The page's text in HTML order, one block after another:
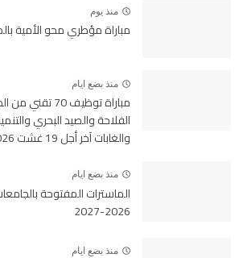
منذ يوم
مباراة مؤطري محو الأمية بالمساجد
منذ بضع ايام
مباراة توظيف 70
الفلاحة والصيد البحري
والغابات آخر أجل 19 غشت 2026
منذ بضع ايام
الماسترات المفتوحة
2026-2027
منذ بضع ايام